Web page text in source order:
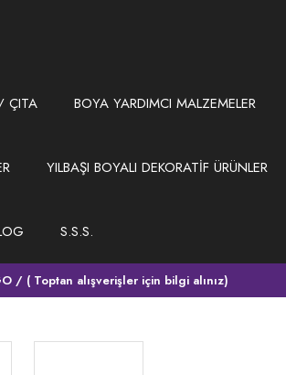
ÇITA BOYA YARDIMCI MALZEMELER
YILBAŞI BOYALI DEKORATİF ÜRÜNLER
S.S.S.
/ ( Toptan alışverişler için bilgi alınız)